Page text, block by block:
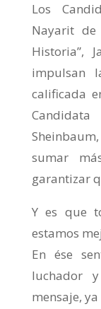
Los
Nayarit de
Historia”,
impulsan
calificada
sumar
garantizar
Y es que
estamos
En ése
luchador
mensaje,